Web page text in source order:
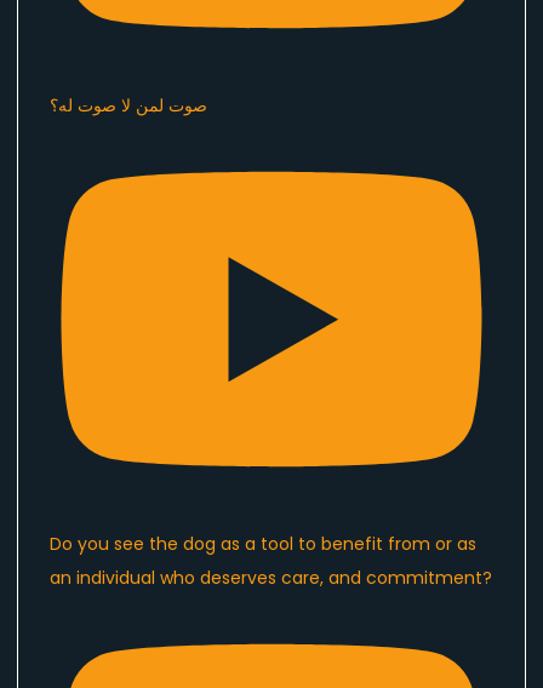
صوت لمن لا صوت له؟
Do you see the dog as a tool to benefit from or as
an individual who deserves care, and commitment?